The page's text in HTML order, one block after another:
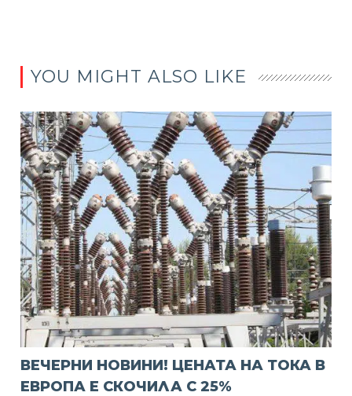
YOU MIGHT ALSO LIKE
ВЕЧЕРНИ НОВИНИ! ЦЕНАТА НА ТОКА В
ЕВРОПА Е СКОЧИЛА С 25%